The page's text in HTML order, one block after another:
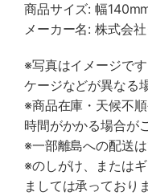
商品サイズ: 幅
メーカー名: 株式会
※写真はイメージで
ケージなどが異なる
※商品在庫・天候不
時間がかかる場合が
※一部離島への配送は
※のしがけ、または
ましては承っており